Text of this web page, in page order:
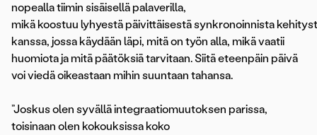
nopealla tiimin sisäisellä palaverilla,
mikä koostuu lyhyestä päivittäisestä synkronoinnista
kanssa, jossa käydään läpi, mitä on työn alla, mikä vaatii
huomiota ja mitä päätöksiä tarvitaan. Siitä eteenpäin päivä
voi viedä oikeastaan mihin suuntaan tahansa.
”Joskus olen syvällä integraatiomuutoksen parissa,
toisinaan olen kokouksissa koko